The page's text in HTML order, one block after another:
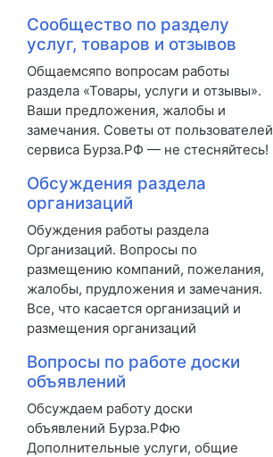
Сообщество по разделу
услуг, товаров и отзывов
Общаемсяпо вопросам работы
раздела «Товары, услуги и отзывы».
Ваши предложения, жалобы и
замечания. Советы от пользователей
сервиса Бурза.РФ — не стесняйтесь!
Обсуждения раздела
организаций
Обуждения работы раздела
Организаций. Вопросы по
размещению компаний, пожелания,
жалобы, прудложения и замечания.
Все, что касается организаций и
размещения организаций
Вопросы по работе доски
объявлений
Обсуждаем работу доски
объявлений Бурза.РФю
Дополнительные услуги, общие